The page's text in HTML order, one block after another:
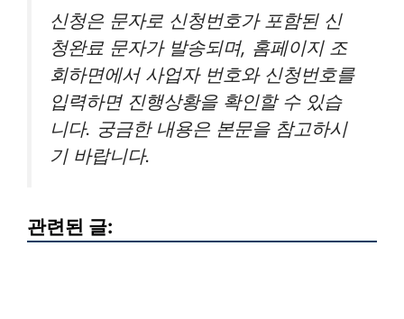
신청은 문자로 신청번호가 포함된 신
청완료 문자가 발송되며, 홈페이지 조
회하면에서 사업자 번호와 신청번호를
입력하면 진행상황을 확인할 수 있습
니다. 궁금한 내용은 본문을 참고하시
기 바랍니다.
관련된 글: